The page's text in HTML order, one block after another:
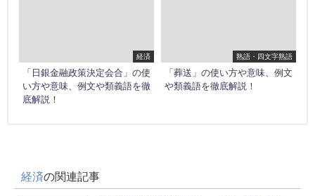
経済
「日銀金融政策決定会合」の使
い方や意味、例文や類義語を徹
底解説！
熟語・四文字熟語
「葬送」の使い方や意味、例文
や類義語を徹底解説！
経済の関連記事